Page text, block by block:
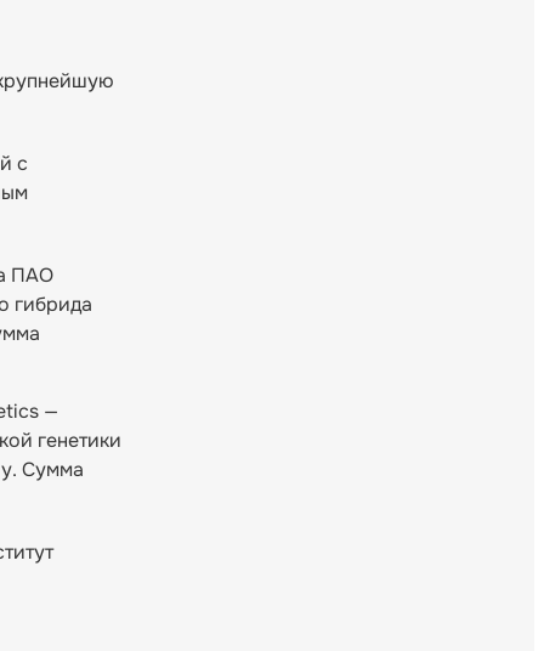
с
ПАО
гибрида
—
генетики
Сумма